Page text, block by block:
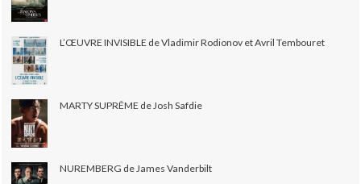
L’ŒUVRE INVISIBLE de Vladimir Rodionov et Avril Tembouret
MARTY SUPRÊME de Josh Safdie
NUREMBERG de James Vanderbilt